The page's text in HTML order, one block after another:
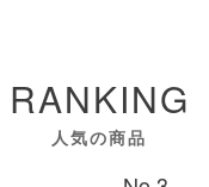
RANKING
人気の商品